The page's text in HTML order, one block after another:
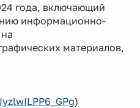
года, включающий
информационно-
материалов,
)